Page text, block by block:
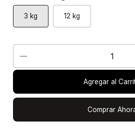
3 kg 12 kg
Agregar al
Comprar